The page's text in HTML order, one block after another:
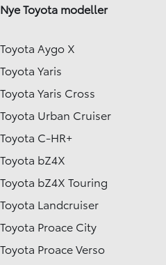
Nye Toyota modeller
Toyota Aygo X
Toyota Yaris
Toyota Yaris Cross
Toyota Urban Cruiser
Toyota C-HR+
Toyota bZ4X
Toyota bZ4X Touring
Toyota Landcruiser
Toyota Proace City
Toyota Proace Verso